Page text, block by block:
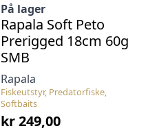
Fiskeutstyr, Predatorfiske,
Softbaits
Rapala
På lager
Rapala Soft Peto
Prerigged 18cm 60g
SMB
kr249,00